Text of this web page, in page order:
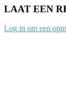
LAAT EEN
Log in om een